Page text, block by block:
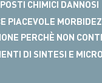
CHIMICI DANNOSI
PIACEVOLE
PERCHÈ NON
DI SINTESI E